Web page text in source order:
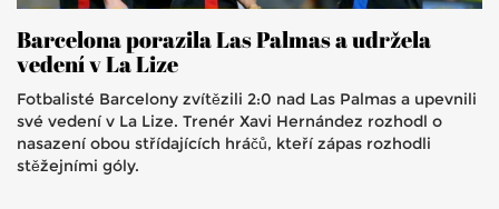
Barcelona porazila Las Palmas a udržela
vedení v La Lize
Fotbalisté Barcelony zvítězili 2:0 nad Las Palmas a upevnili
své vedení v La Lize. Trenér Xavi Hernández rozhodl o
nasazení obou střídajících hráčů, kteří zápas rozhodli
stěžejními góly.